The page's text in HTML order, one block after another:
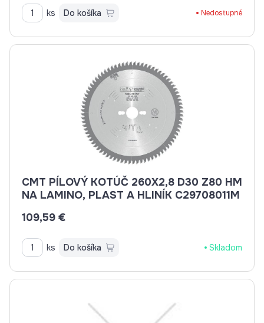
ks Do košíka Nedostupné
CMT PÍLOVÝ KOTÚČ 260X2,8 D30 Z80 HM
NA LAMINO, PLAST A HLINÍK C29708011M
109,59 €
ks Do košíka Skladom